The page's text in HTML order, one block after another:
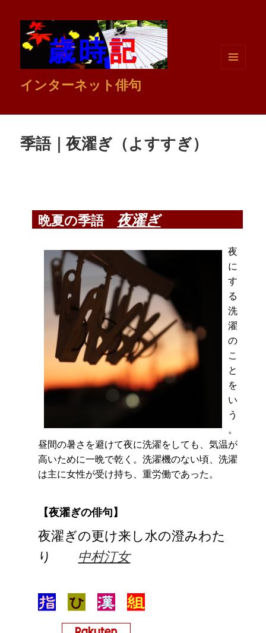
インターネット俳句
季語｜夜濯ぎ（よすすぎ）
晩夏の季語 夜濯ぎ
夜
に
す
る
洗
濯
の
こ
と
を
い
う
。
昼間の暑さを避けて夜に洗濯をしても、気温が
高いために一晩で乾く。洗濯機のない頃、洗濯
は主に女性が受け持ち、重労働であった。
【夜濯ぎの俳句】
夜濯ぎの更け来し水の澄みわた
り 中村汀女